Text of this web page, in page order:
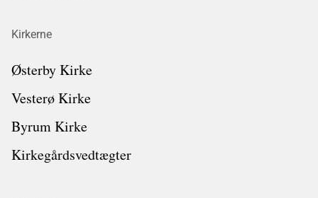
Kirkerne
Østerby Kirke
Vesterø Kirke
Byrum Kirke
Kirkegårdsvedtægter